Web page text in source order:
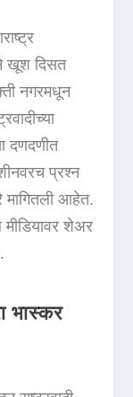
खूश दिसत
नगरमधून
दणदणीत
प्रश्न
आहेत.
मीडियावर शेअर
भास्कर